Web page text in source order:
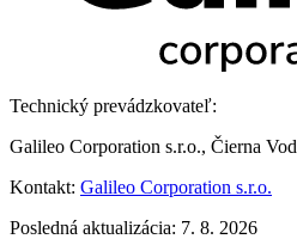
Technický prevádzkovateľ:
Galileo Corporation s.r.o., Čierna
Kontakt: Galileo Corporation s.r.o.
Posledná aktualizácia: 7. 8. 2026